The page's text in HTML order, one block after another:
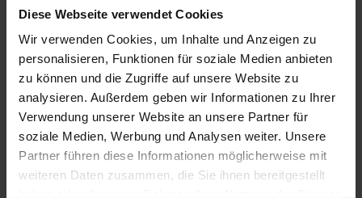
Diese Webseite verwendet Cookies
Wir verwenden Cookies, um Inhalte und Anzeigen zu
personalisieren, Funktionen für soziale Medien anbieten
zu können und die Zugriffe auf unsere Website zu
analysieren. Außerdem geben wir Informationen zu Ihrer
Verwendung unserer Website an unsere Partner für
soziale Medien, Werbung und Analysen weiter. Unsere
Partner führen diese Informationen möglicherweise mit
weiteren Daten zusammen, die Sie ihnen bereitgestellt
zur Verfügung für neue Projekte. Die Monteure haben bereits bundesweit
große und anspruchsvolle Projekte abgeschlossen in Städ ..
Gesuchin 22119, Hamburg
TGA Montagepersonal zur sofortige Verfügung
Kraftmann ist ein slowakisches Montageunternehmen spezialisiert auf HLS-
Montage, Elektroinstallationen und Rohranlagenbau. Lagerhalle, Klinikum,
Schule, Neubau oder Umbau, est ist keine große Sache fü ..